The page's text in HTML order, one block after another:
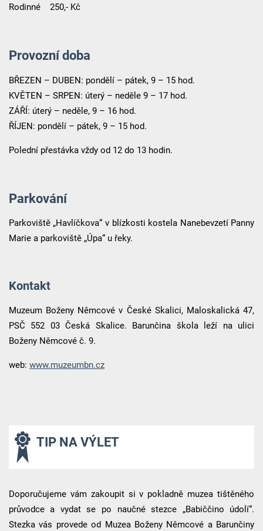
Rodinné 250,- Kč
Provozní doba
BŘEZEN – DUBEN: pondělí – pátek, 9 – 15 hod.
KVĚTEN – SRPEN: úterý – neděle 9 – 17 hod.
ZÁŘÍ: úterý – neděle, 9 – 16 hod.
ŘÍJEN: pondělí – pátek, 9 – 15 hod.
Polední přestávka vždy od 12 do 13 hodin.
Parkování
Parkoviště „Havlíčkova“ v blízkosti kostela Nanebevzetí Panny
Marie a parkoviště „Úpa“ u řeky.
Kontakt
Muzeum Boženy Němcové v České Skalici, Maloskalická 47,
PSČ 552 03 Česká Skalice. Barunčina škola leží na ulici
Boženy Němcové č. 9.
web: www.muzeumbn.cz
TIP NA VÝLET
Doporučujeme vám zakoupit si v pokladně muzea tištěného
průvodce a vydat se po naučné stezce „Babiččino údolí“.
Stezka vás provede od Muzea Boženy Němcové a Barunčiny